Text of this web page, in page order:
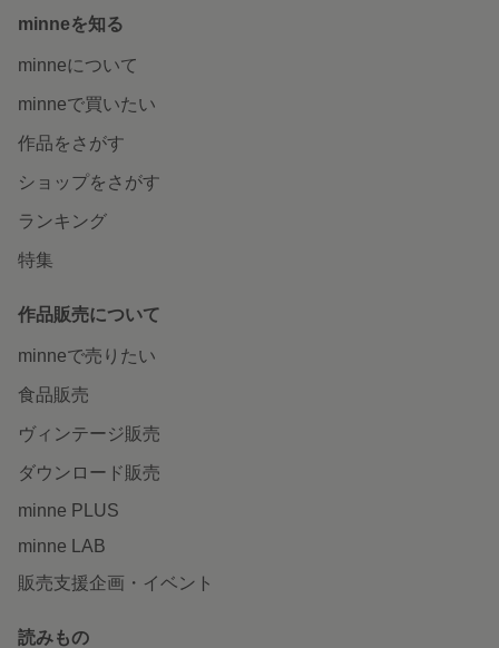
minneを知る
minneについて
minneで買いたい
作品をさがす
ショップをさがす
ランキング
特集
作品販売について
minneで売りたい
食品販売
ヴィンテージ販売
ダウンロード販売
minne PLUS
minne LAB
販売支援企画・イベント
読みもの